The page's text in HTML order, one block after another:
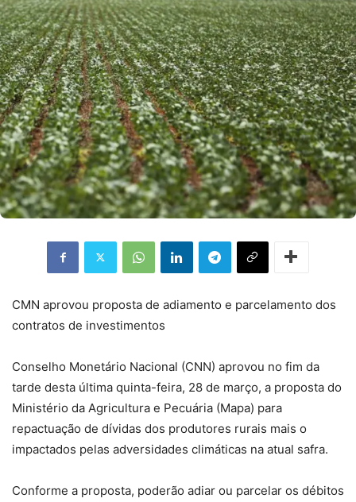
CMN aprovou proposta de adiamento e parcelamento dos
contratos de investimentos
Conselho Monetário Nacional (CNN) aprovou no fim da
tarde desta última quinta-feira, 28 de março, a proposta do
Ministério da Agricultura e Pecuária (Mapa) para
repactuação de dívidas dos produtores rurais mais o
impactados pelas adversidades climáticas na atual safra.
Conforme a proposta, poderão adiar ou parcelar os débitos